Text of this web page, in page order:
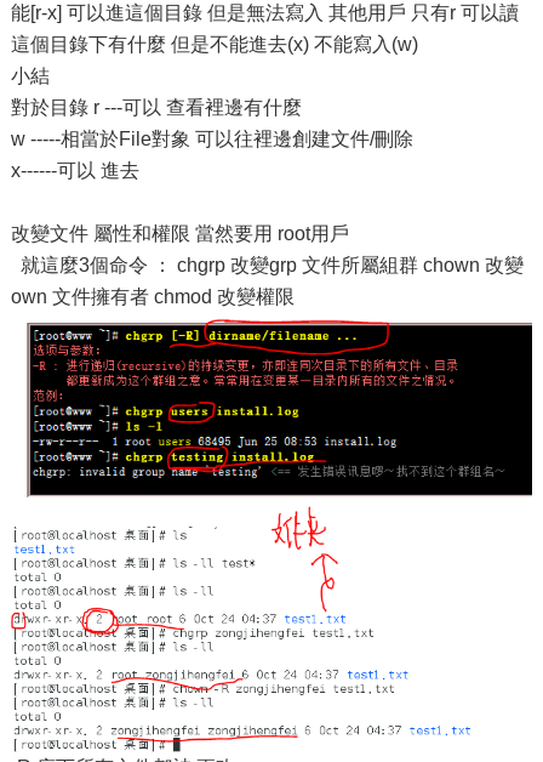
能[r-x] 可以進這個目錄 但是無法寫入 其他用戶 只有r 可以讀
這個目錄下有什麼 但是不能進去(x) 不能寫入(w)
小結
對於目錄 r ---可以 查看裡邊有什麼
w -----相當於File對象 可以往裡邊創建文件/刪除
x------可以 進去
改變文件 屬性和權限 當然要用 root用戶
就這麼3個命令 ： chgrp 改變grp 文件所屬組群 chown 改變
own 文件擁有者 chmod 改變權限